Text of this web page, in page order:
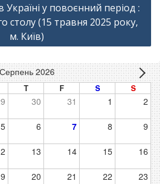
у повоєнний період :
столу (15 травня 2025 року,
м. Київ)
Серпень 2026
T F S S
30 31 1 2
5 6 7 8 9
13 14 15 16
20 21 22 23